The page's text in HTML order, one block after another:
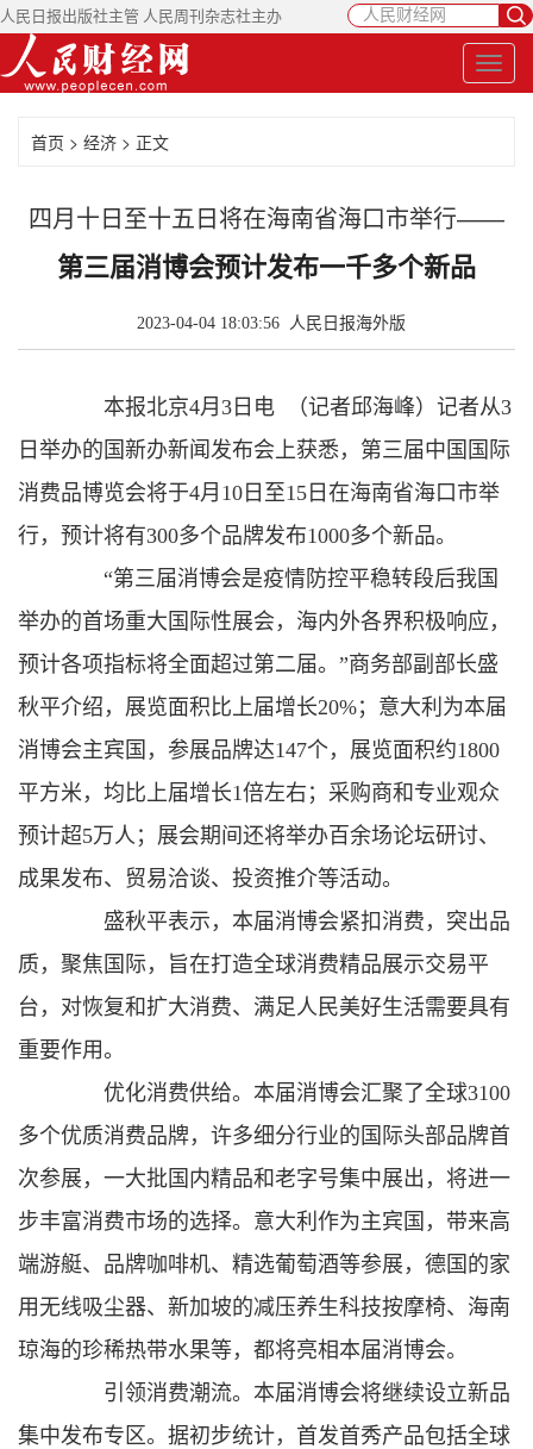
人民日报出版社主管 人民周刊杂志社主办
首页 > 经济 > 正文
四月十日至十五日将在海南省海口市举行——
第三届消博会预计发布一千多个新品
2023-04-04 18:03:56 人民日报海外版
本报北京4月3日电 （记者邱海峰）记者从3
日举办的国新办新闻发布会上获悉，第三届中国国际
消费品博览会将于4月10日至15日在海南省海口市举
行，预计将有300多个品牌发布1000多个新品。
“第三届消博会是疫情防控平稳转段后我国
举办的首场重大国际性展会，海内外各界积极响应，
预计各项指标将全面超过第二届。”商务部副部长盛
秋平介绍，展览面积比上届增长20%；意大利为本届
消博会主宾国，参展品牌达147个，展览面积约1800
平方米，均比上届增长1倍左右；采购商和专业观众
预计超5万人；展会期间还将举办百余场论坛研讨、
成果发布、贸易洽谈、投资推介等活动。
盛秋平表示，本届消博会紧扣消费，突出品
质，聚焦国际，旨在打造全球消费精品展示交易平
台，对恢复和扩大消费、满足人民美好生活需要具有
重要作用。
优化消费供给。本届消博会汇聚了全球3100
多个优质消费品牌，许多细分行业的国际头部品牌首
次参展，一大批国内精品和老字号集中展出，将进一
步丰富消费市场的选择。意大利作为主宾国，带来高
端游艇、品牌咖啡机、精选葡萄酒等参展，德国的家
用无线吸尘器、新加坡的减压养生科技按摩椅、海南
琼海的珍稀热带水果等，都将亮相本届消博会。
引领消费潮流。本届消博会将继续设立新品
集中发布专区。据初步统计，首发首秀产品包括全球